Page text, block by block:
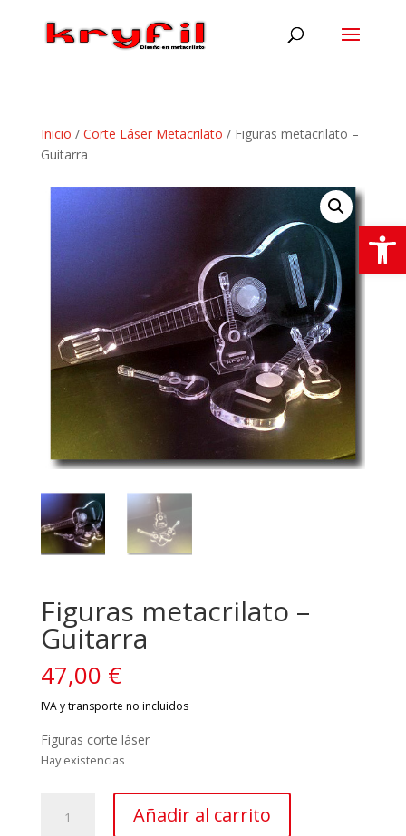
Inicio / Corte Láser Metacrilato / Figuras metacrilato –
Guitarra
Figuras metacrilato –
Guitarra
47,00 €
Figuras corte láser
Hay existencias
metacrilato
Añadir al carrito